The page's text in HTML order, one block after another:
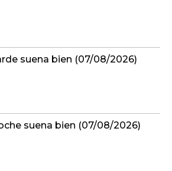
suena bien (07/08/2026)
suena bien (07/08/2026)